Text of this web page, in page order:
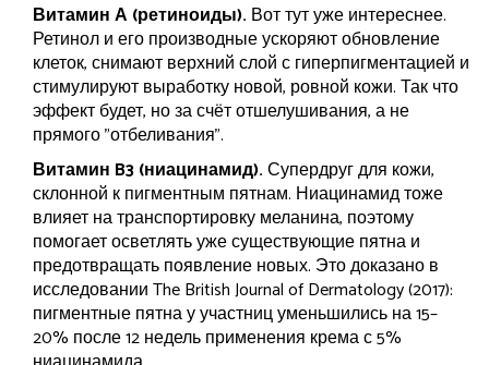
Витамин А (ретиноиды). Вот тут уже интереснее.
Ретинол и его производные ускоряют обновление
клеток, снимают верхний слой с гиперпигментацией и
стимулируют выработку новой, ровной кожи. Так что
эффект будет, но за счёт отшелушивания, а не
прямого "отбеливания".
Витамин B3 (ниацинамид).Супердруг для кожи,
склонной к пигментным пятнам. Ниацинамид тоже
влияет на транспортировку меланина, поэтому
помогает осветлять уже существующие пятна и
предотвращать появление новых. Это доказано в
исследовании The British Journal of Dermatology (2017):
пигментные пятна у участниц уменьшились на 15–
20% после 12 недель применения крема с 5%